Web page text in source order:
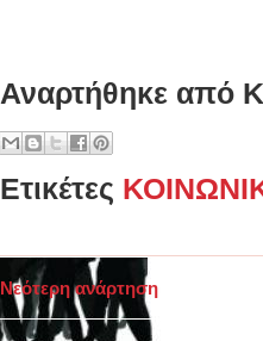
Αναρτήθηκε από
Ετικέτες
Νεότερη ανάρτηση